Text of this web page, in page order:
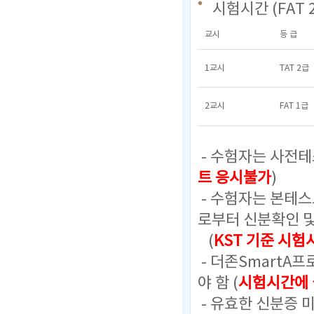
시험시간 (FAT
교시 등 급
1교시 TAT 2급
2교시 FAT 1급
- 수험자는 사전
트 응시불가)
- 수험자는 본테
로부터 신분확인
(KST 기준 시험
- 더존SmartA프
야 함 (시험시간에
- 유효한 신분증